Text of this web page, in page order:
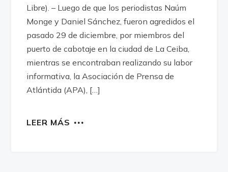
Libre). – Luego de que los periodistas Naúm
Monge y Daniel Sánchez, fueron agredidos el
pasado 29 de diciembre, por miembros del
puerto de cabotaje en la ciudad de La Ceiba,
mientras se encontraban realizando su labor
informativa, la Asociación de Prensa de
Atlántida (APA), […]
LEER MÁS